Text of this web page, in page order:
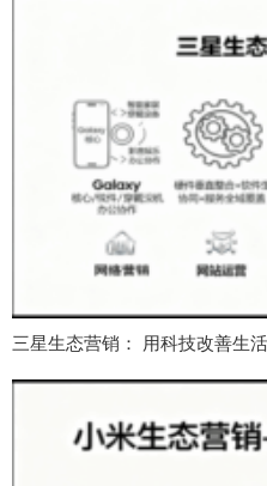
三星生态营销： 用科技改善生